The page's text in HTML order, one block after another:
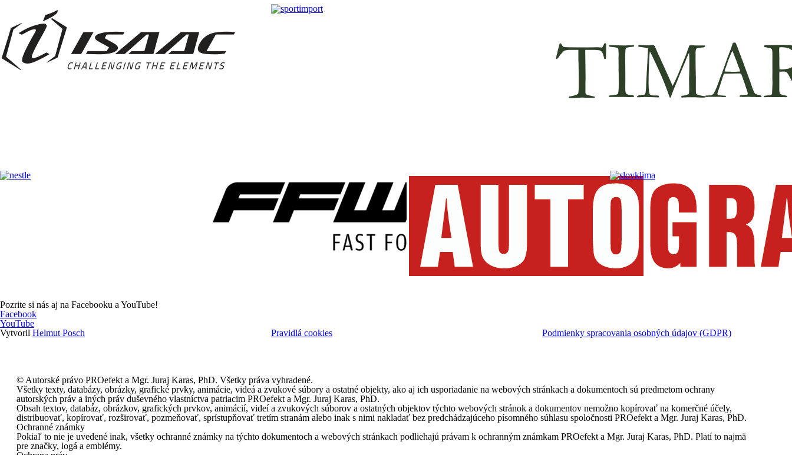
Pozrite si nás aj na Facebooku a YouTube!
Facebook
YouTube
Vytvoril Helmut Posch Pravidlá cookies Podmienky spracovania osobných údajov (GDPR)
© Autorské právo PROefekt a Mgr. Juraj Karas, PhD. Všetky práva vyhradené.
Všetky texty, databázy, obrázky, grafické prvky, animácie, videá a zvukové súbory a ostatné objekty, ako aj ich usporiadanie na webových stránkach a dokumentoch sú predmetom ochrany
autorských práv a iných práv duševného vlastníctva patriacim PROefekt a Mgr. Juraj Karas, PhD.
Obsah textov, databáz, obrázkov, grafických prvkov, animácií, videí a zvukových súborov a ostatných objektov týchto webových stránok a dokumentov nemožno kopírovať na komerčné účely,
distribuovať, kopírovať, rozširovať, pozmeňovať, sprístupňovať tretím stranám alebo inak s nimi nakladať bez predchádzajúceho písomného súhlasu spoločnosti PROefekt a Mgr. Juraj Karas, PhD.
Ochranné známky
Pokiaľ to nie je uvedené inak, všetky ochranné známky na týchto dokumentoch a webových stránkach podliehajú právam k ochranným známkam PROefekt a Mgr. Juraj Karas, PhD. Platí to najmä
pre značky, logá a emblémy.